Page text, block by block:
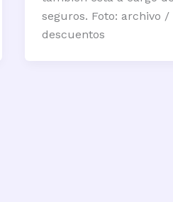
seguros. Foto: archivo /
descuentos